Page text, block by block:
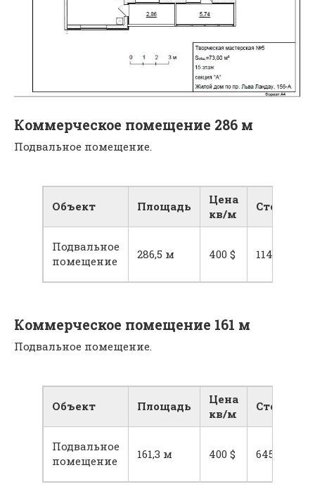
Коммерческое помещение 286 м
Подвальное помещение.
Объект Площадь
Цена
кв/м
Подвальное
помещение
286,5 м 400 $ 114600 $
Коммерческое помещение 161 м
Подвальное помещение.
Объект Площадь
Цена
кв/м
Подвальное
помещение
161,3 м 400 $ 64520 $